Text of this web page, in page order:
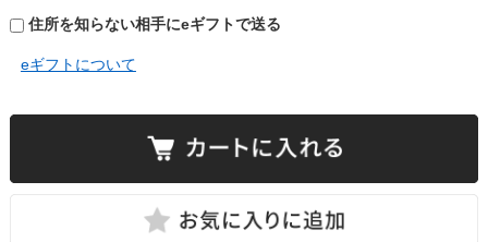
住所を知らない相手にeギフトで送る
eギフトについて